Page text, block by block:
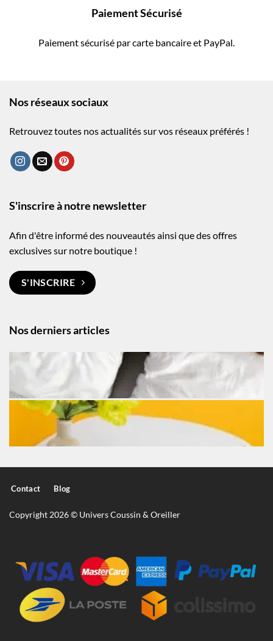
Paiement Sécurisé
Paiement sécurisé par carte bancaire et PayPal.
Nos réseaux sociaux
Retrouvez toutes nos actualités sur vos réseaux préférés !
Nos derniers articles
S'inscrire à notre newsletter
Afin d'être informé des nouveautés ainsi que des offres
exclusives sur notre boutique !
S'INSCRIRE
Contact Blog
Copyright 2026 © Univers Coussin & Oreiller